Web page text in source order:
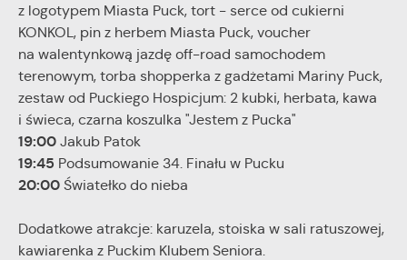
z logotypem Miasta Puck, tort - serce od cukierni
KONKOL, pin z herbem Miasta Puck, voucher
na walentynkową jazdę off-road samochodem
terenowym, torba shopperka z gadżetami Mariny Puck,
zestaw od Puckiego Hospicjum: 2 kubki, herbata, kawa
i świeca, czarna koszulka "Jestem z Pucka"
19:00 Jakub Patok
19:45 Podsumowanie 34. Finału w Pucku
20:00 Światełko do nieba
Dodatkowe atrakcje: karuzela, stoiska w sali ratuszowej,
kawiarenka z Puckim Klubem Seniora.